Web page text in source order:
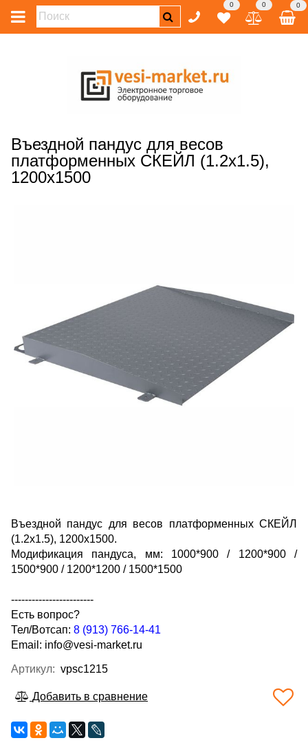
0 0 0
Въездной пандус для весов
платформенных СКЕЙЛ (1.2х1.5),
1200х1500
Въездной пандус для весов платформенных СКЕЙЛ
(1.2х1.5), 1200х1500.
Модификация пандуса, мм: 1000*900 / 1200*900 /
1500*900 / 1200*1200 / 1500*1500
------------------------
Есть вопрос?
Тел/Вотсап: 8 (913) 766-14-41
Email: info@vesi-market.ru
Артикул: vpsc1215
Добавить в сравнение